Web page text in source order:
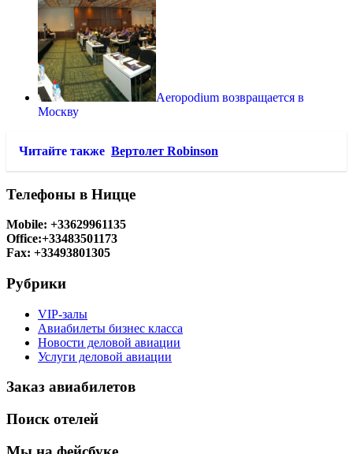
Aeropodium возвращается в
Москву
Читайте также Вертолет Robinson
Телефоны в Ницце
Mobile: +33629961135
Office:+33483501173
Fax: +33493801305
Рубрики
VIP-залы
Авиабилеты бизнес класса
Новости деловой авиации
Услуги деловой авиации
Заказ авиабилетов
Поиск отелей